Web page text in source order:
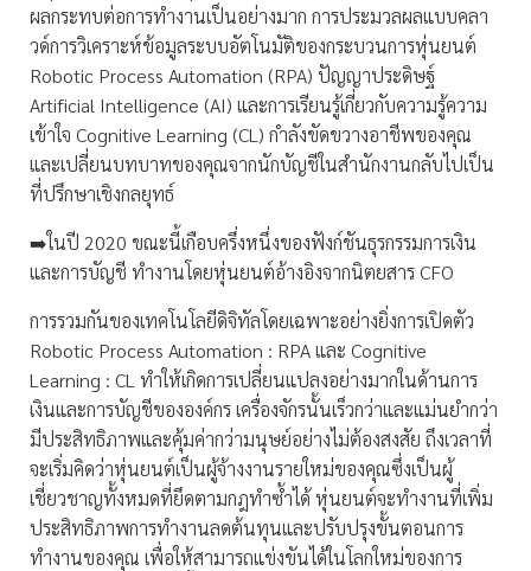
ผลกระทบต่อการทำงานเป็นอย่างมาก การประมวลผลแบบคลา
วด์การวิเคราะห์ข้อมูลระบบอัตโนมัติของกระบวนการหุ่นยนต์
Robotic Process Automation (RPA) ปัญญาประดิษฐ์
Artificial Intelligence (AI) และการเรียนรู้เกี่ยวกับความรู้ความ
เข้าใจ Cognitive Learning (CL) กำลังขัดขวางอาชีพของคุณ
และเปลี่ยนบทบาทของคุณจากนักบัญชีในสำนักงานกลับไปเป็น
ที่ปรึกษาเชิงกลยุทธ์
➡️ในปี 2020 ขณะนี้เกือบครึ่งหนึ่งของฟังก์ชันธุรกรรมการเงิน
และการบัญชี ทำงานโดยหุ่นยนต์อ้างอิงจากนิตยสาร CFO
การรวมกันของเทคโนโลยีดิจิทัลโดยเฉพาะอย่างยิ่งการเปิดตัว
Robotic Process Automation : RPA และ Cognitive
Learning : CL ทำให้เกิดการเปลี่ยนแปลงอย่างมากในด้านการ
เงินและการบัญชีขององค์กร เครื่องจักรนั้นเร็วกว่าและแม่นยำกว่า
มีประสิทธิภาพและคุ้มค่ากว่ามนุษย์อย่างไม่ต้องสงสัย ถึงเวลาที่
จะเริ่มคิดว่าหุ่นยนต์เป็นผู้จ้างงานรายใหม่ของคุณซึ่งเป็นผู้
เชี่ยวชาญทั้งหมดที่ยึดตามกฎทำซ้ำได้ หุ่นยนต์จะทำงานที่เพิ่ม
ประสิทธิภาพการทำงานลดต้นทุนและปรับปรุงขั้นตอนการ
ทำงานของคุณ เพื่อให้สามารถแข่งขันได้ในโลกใหม่ของการ